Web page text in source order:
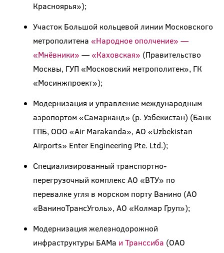
Красноярья»);
Участок Большой кольцевой линии Московского
метрополитена «Народное ополчение» —
«Мнёвники» —«Каховская» (Правительство
Москвы, ГУП «Московский метрополитен», ГК
«Мосинжпроект»);
Модернизация и управление международным
аэропортом «Самарканд» (р. Узбекистан) (Банк
ГПБ, ООО «Air Marakanda», АО «Uzbekistan
Airports» Enter Engineering Pte. Ltd.);
Специализированный транспортно-
перегрузочный комплекс АО «ВТУ» по
перевалке угля в морском порту Ванино (АО
«ВаниноТрансУголь», АО «Колмар Груп»);
Модернизация железнодорожной
инфраструктуры БАМа и Транссиба (ОАО